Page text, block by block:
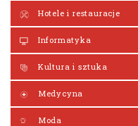
Hotele i restauracje
Informatyka
Kultura i sztuka
Medycyna
Moda